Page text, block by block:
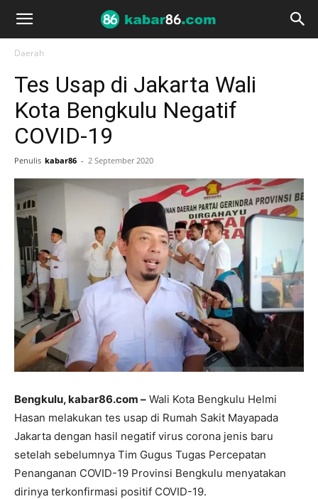
Daerah
Tes Usap di Jakarta Wali
Kota Bengkulu Negatif
COVID-19
Penulis kabar86 - 2 September 2020
Bengkulu, kabar86.com – Wali Kota Bengkulu Helmi
Hasan melakukan tes usap di Rumah Sakit Mayapada
Jakarta dengan hasil negatif virus corona jenis baru
setelah sebelumnya Tim Gugus Tugas Percepatan
Penanganan COVID-19 Provinsi Bengkulu menyatakan
dirinya terkonfirmasi positif COVID-19.